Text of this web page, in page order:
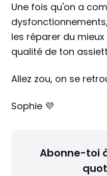
Une fois qu'on a
les réparer du
qualité de ton
Allez zou, on se
Sophie 💜
Abonne-toi